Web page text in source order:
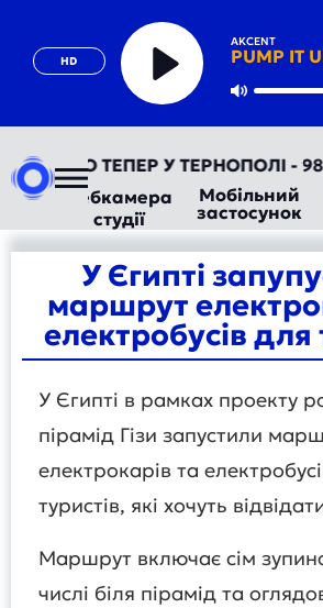
HD
AKCENT
PUMP IT
Play
ТЕПЕР У ТЕРНОПОЛІ -
Вебкамера
студії
Мобільний
застосунок
У Єгипті
маршрут
електробусів для
У Єгипті в рамках проекту
пірамід Гізи запустили
електрокарів та
туристів, які хочуть
Маршрут включає сім
числі біля пірамід та